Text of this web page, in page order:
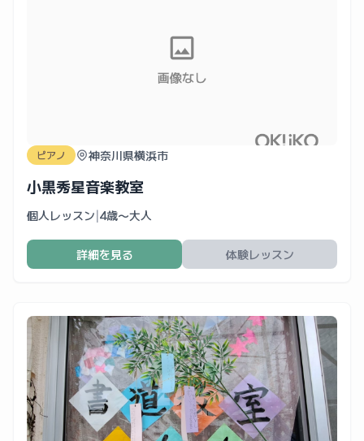
ピアノ 神奈川県横浜市
小黒秀星音楽教室
個人レッスン|4歳〜大人
詳細を見る 体験レッスン